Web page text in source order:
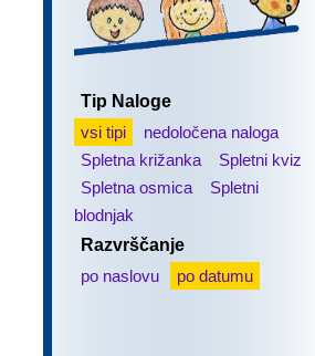
Tip Naloge
vsi tipi
nedoločena naloga
Spletna križanka
Spletni kviz
Spletna osmica
Spletni
blodnjak
Razvrščanje
po naslovu
po datumu